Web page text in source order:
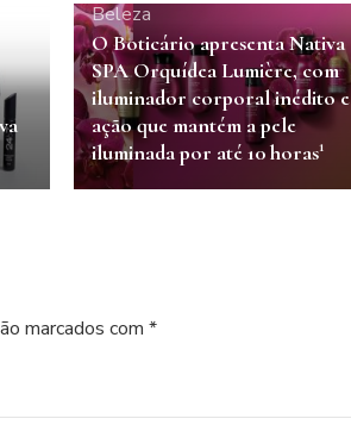
Beleza
O Boticário apresenta Nativa
SPA Orquídea Lumière, com
iluminador corporal inédito e
ação que mantém a pele
iluminada por até 10 horas¹
marcados com *